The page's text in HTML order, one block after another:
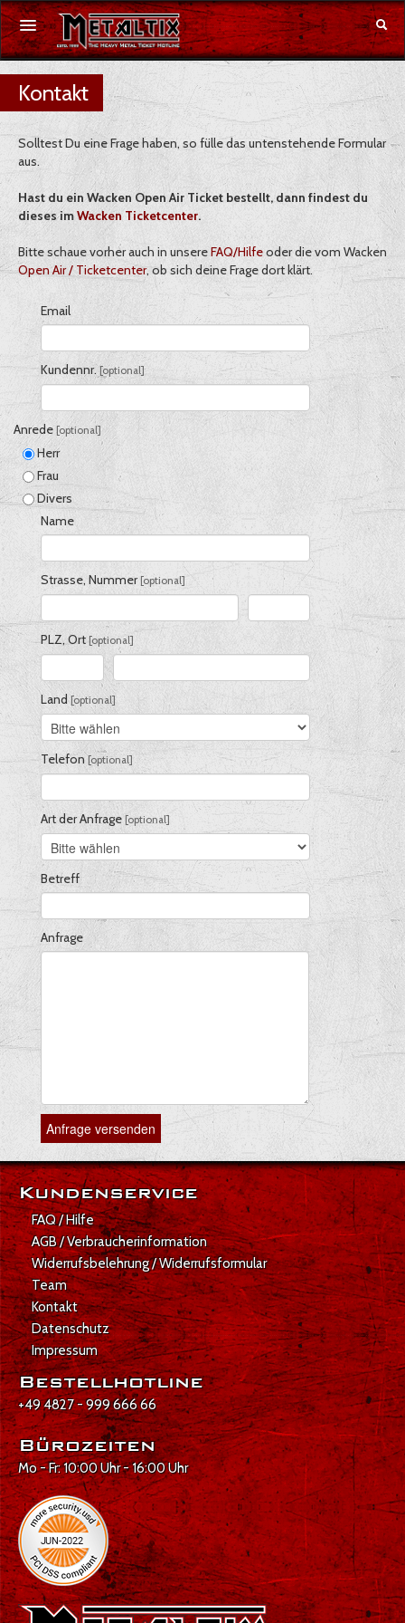
Konzerte
Festivals
Gutschein
Merchandise
DE|EN
Anmelden
Kontakt
Solltest Du eine Frage haben, so fülle das untenstehende Formular
aus.
Hast du ein Wacken Open Air Ticket bestellt, dann findest du
dieses imWacken Ticketcenter.
Bitte schaue vorher auch in unsereFAQ/Hilfeoder die vom Wacken
Open Air / Ticketcenter, ob sich deine Frage dort klärt.
Email
Kundennr.[optional]
Anrede [optional]
Herr
Frau
Divers
Name
Strasse, Nummer [optional]
PLZ, Ort [optional]
Land [optional]
Telefon[optional]
Art der Anfrage [optional]
Betreff
Anfrage
Anfrage versenden
Kundenservice
FAQ / Hilfe
AGB / Verbraucherinformation
Widerrufsbelehrung / Widerrufsformular
Team
Kontakt
Datenschutz
Impressum
Bestellhotline
+49 4827 - 999 666 66
Bürozeiten
Mo - Fr: 10:00 Uhr - 16:00 Uhr